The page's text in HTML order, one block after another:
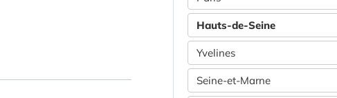
Hauts-de-Seine
Yvelines
Seine-et-Marne